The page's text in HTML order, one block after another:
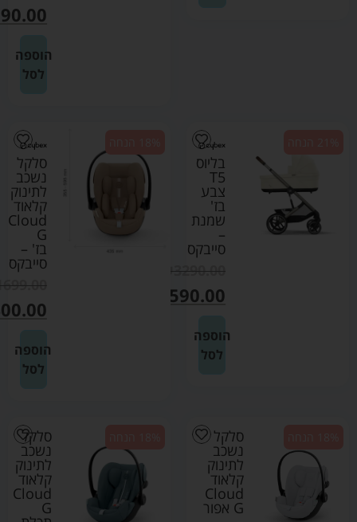
הוספה
לסל
בליוס
T5
צבע
בז'
שמנת
–
סייבקס
₪3290.00
2590.00
הוספה
לסל
סלקל
נשכב
לתינוק
קלאוד
Cloud
G
בז' –
סייבקס
הוספה
לסל
סלקל
נשכב
לתינוק
קלאוד
Cloud
G אפור
סלקל
נשכב
לתינוק
קלאוד
Cloud
G